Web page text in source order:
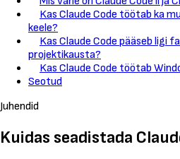
Kas Claude Code töötab ka
keele?
Kas Claude Code pääseb ligi
projektikausta?
Kas Claude Code töötab
Seotud
Juhendid
Kuidas seadistada